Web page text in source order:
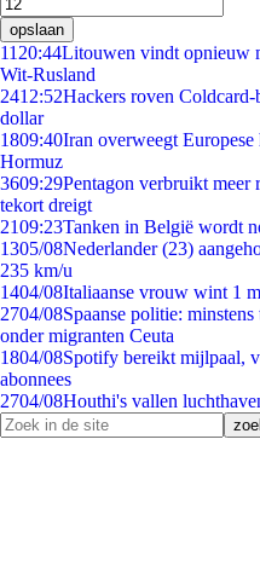
opslaan
11 20:44Litouwen vindt opnieuw
Wit-Rusland
2412:52Hackers roven
dollar
1809:40Iran overweegt
Hormuz
3609:29Pentagon verbruikt meer
tekort dreigt
2109:23Tanken in België wordt
1305/08Nederlander (23)
235 km/u
1404/08Italiaanse vrouw wint 1
2704/08Spaanse politie:
onder migranten Ceuta
1804/08Spotify bereikt mijlpaal,
abonnees
2704/08Houthi's vallen